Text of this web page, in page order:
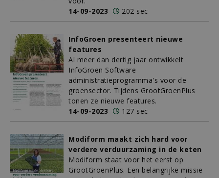
14-09-2023
202 sec
InfoGroen presenteert nieuwe
features
Al meer dan dertig jaar ontwikkelt
InfoGroen Software
administratieprogramma's voor de
groensector. Tijdens GrootGroenPlus
tonen ze nieuwe features.
14-09-2023
127 sec
Modiform maakt zich hard voor
verdere verduurzaming in de keten
Modiform staat voor het eerst op
GrootGroenPlus. Een belangrijke missie